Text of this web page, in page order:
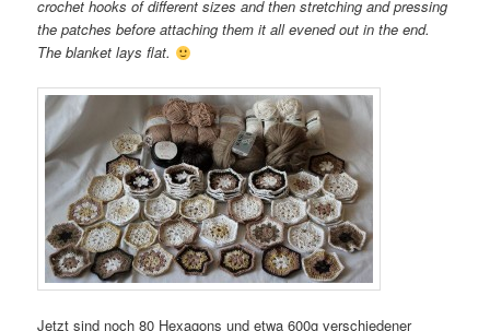
crochet hooks of different sizes and then stretching and pressing
the patches before attaching them it all evened out in the end.
The blanket lays flat.
Jetzt sind noch 80 Hexagons und etwa 600g verschiedener